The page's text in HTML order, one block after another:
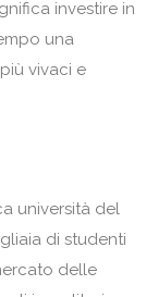
investire in
una
vivaci e
università del
di studenti
delle